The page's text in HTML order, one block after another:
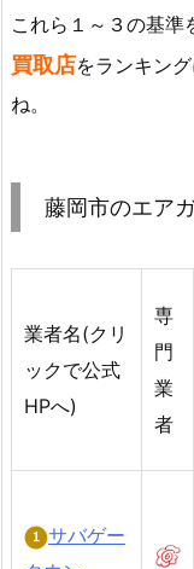
これら１～３の基準
買取店をランキン
ね。
藤岡市のエア
業者名(クリ
ックで公式
HPへ)
専
門
業
者
サバゲー